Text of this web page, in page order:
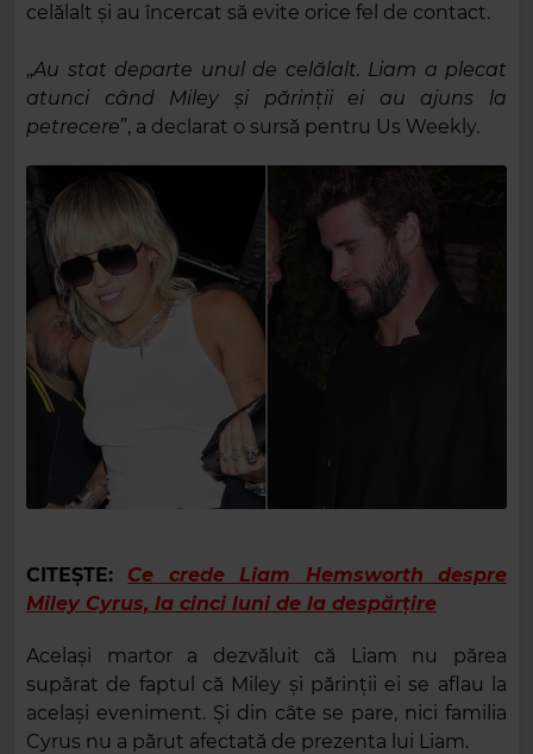
celălalt și au încercat să evite orice fel de contact.
„Au stat departe unul de celălalt. Liam a plecat
atunci când Miley și părinții ei au ajuns la
petrecere”, a declarat o sursă pentru Us Weekly.
CITEȘTE:
Ce crede Liam Hemsworth despre
Miley Cyrus, la cinci luni de la despărțire
Același martor a dezvăluit că Liam nu părea
supărat de faptul că Miley și părinții ei se aflau la
același eveniment. Și din câte se pare, nici familia
Cyrus nu a părut afectată de prezenta lui Liam.